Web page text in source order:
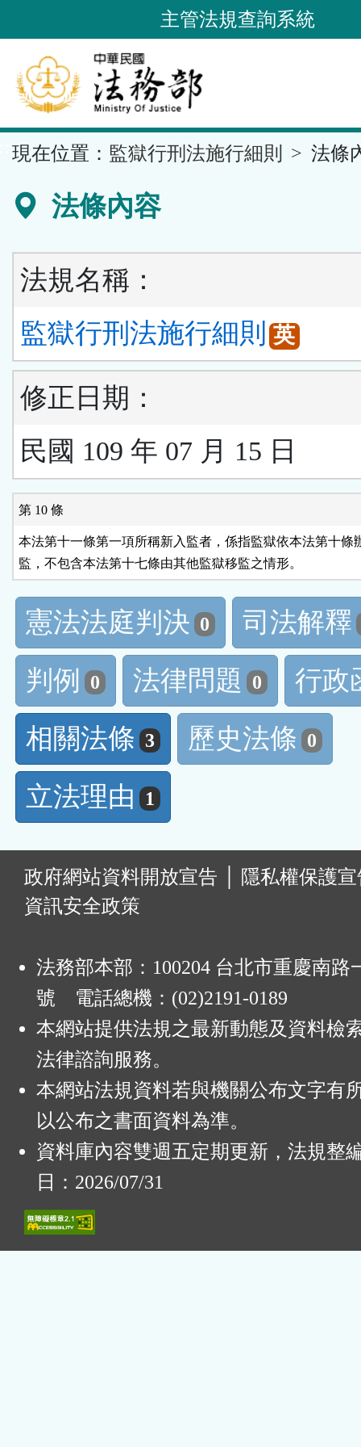
到
要
內
容
區
主管法規查詢系統
現在位置： 監獄行刑法施行細則 法條
法條內容
法規名稱：
監獄行刑法施行細則 英
修正日期：
民國 109 年 07 月 15 日
第 10 條
本法第十一條第一項所稱新入監者，係指監獄依本法第十條
監，不包含本法第十七條由其他監獄移監之情形。
憲法法庭判決 0
司法解釋
判例
0 法律問題 0
行政
相關法條 3 歷史法條 0
立法理由 1
政府網站資料開放宣告
隱私權保護
資訊安全政策
法務部本部：100204 台北市重慶南路
號 電話總機：(02)2191-0189
本網站提供法規之最新動態及資料檢
法律諮詢服務。
本網站法規資料若與機關公布文字有
以公布之書面資料為準。
資料庫內容雙週五定期更新，法規整
日：2026/07/31